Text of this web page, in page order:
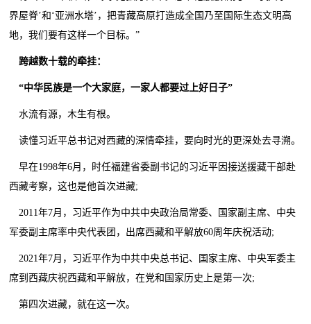
界屋脊’和‘亚洲水塔’，把青藏高原打造成全国乃至国际生态文明高
地，我们要有这样一个目标。”
跨越数十载的牵挂：
“中华民族是一个大家庭，一家人都要过上好日子”
水流有源，木生有根。
读懂习近平总书记对西藏的深情牵挂，要向时光的更深处去寻溯。
早在1998年6月，时任福建省委副书记的习近平因接送援藏干部赴
西藏考察，这也是他首次进藏;
2011年7月，习近平作为中共中央政治局常委、国家副主席、中央
军委副主席率中央代表团，出席西藏和平解放60周年庆祝活动;
2021年7月，习近平作为中共中央总书记、国家主席、中央军委主
席到西藏庆祝西藏和平解放，在党和国家历史上是第一次;
第四次进藏，就在这一次。